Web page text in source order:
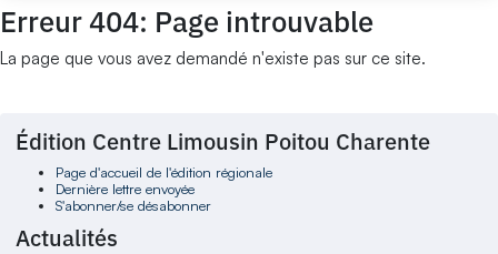
Erreur 404: Page introuvable
La page que vous avez demandé n'existe pas sur ce site.
Édition Centre Limousin Poitou Charente
Page d'accueil de l'édition régionale
Dernière lettre envoyée
S'abonner/se désabonner
Actualités